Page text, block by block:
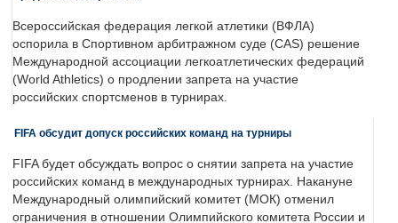
Всероссийская федерация легкой атлетики (ВФЛА)
оспорила в Спортивном арбитражном суде (CAS) решение
Международной ассоциации легкоатлетических федераций
(World Athletics) о продлении запрета на участие
российских спортсменов в турнирах.
FIFA обсудит допуск российских команд на турниры
FIFA будет обсуждать вопрос о снятии запрета на участие
российских команд в международных турнирах. Накануне
Международный олимпийский комитет (МОК) отменил
ограничения в отношении Олимпийского комитета России и